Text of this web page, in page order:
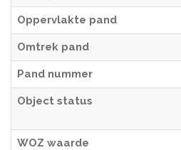
Oppervlakte pand
Omtrek pand
Pand nummer
Object status
WOZ waarde